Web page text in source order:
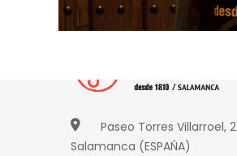
Paseo Torres Villarroel, 2
Salamanca (ESPAÑA)